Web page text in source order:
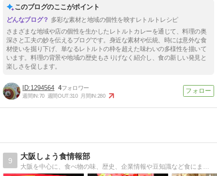
このブログのここがポイント
多彩な素材と地域の個性を映すレトルトレシピ
さまざまな地域や店の個性を生かしたレトルトカレーを通じて、料理の奥
深さと工夫の妙を伝えるブログです。身近な素材や伝統、時には意外な食
材使いを掘り下げ、単なるレトルトの枠を超えた味わいの多様性を描いて
います。料理の背景や地域の歴史もさりげなく紹介し、食の新しい発見と
楽しさを促します。
1294564 4
週間IN:70 週間OUT:310 月間IN:280
9
大阪しょう食情報部